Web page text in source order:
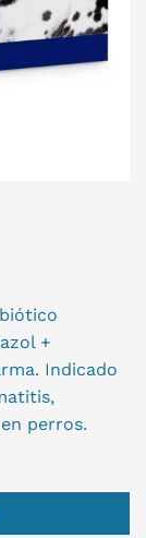
+
Indicado
perros.